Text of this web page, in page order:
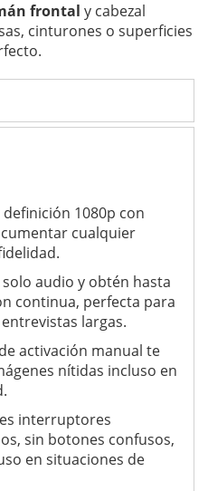
frontal y cabezal
cinturones o superficies
1080p con
cualquier
audio y obtén hasta
continua, perfecta para
largas.
activación manual te
nítidas incluso en
interruptores
sin botones confusos,
en situaciones de